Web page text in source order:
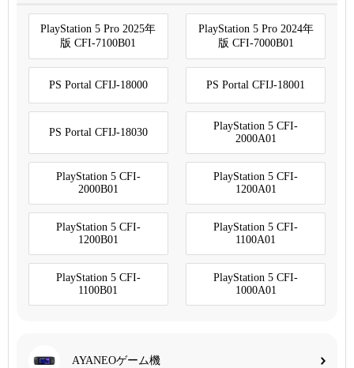
PlayStation 5 Pro 2025年
版 CFI-7100B01
PlayStation 5 Pro 2024年
版 CFI-7000B01
PS Portal CFIJ-18000 PS Portal CFIJ-18001
PS Portal CFIJ-18030
PlayStation 5 CFI-
2000A01
PlayStation 5 CFI-
2000B01
PlayStation 5 CFI-
1200A01
PlayStation 5 CFI-
1200B01
PlayStation 5 CFI-
1100A01
PlayStation 5 CFI-
1100B01
PlayStation 5 CFI-
1000A01
AYANEOゲーム機